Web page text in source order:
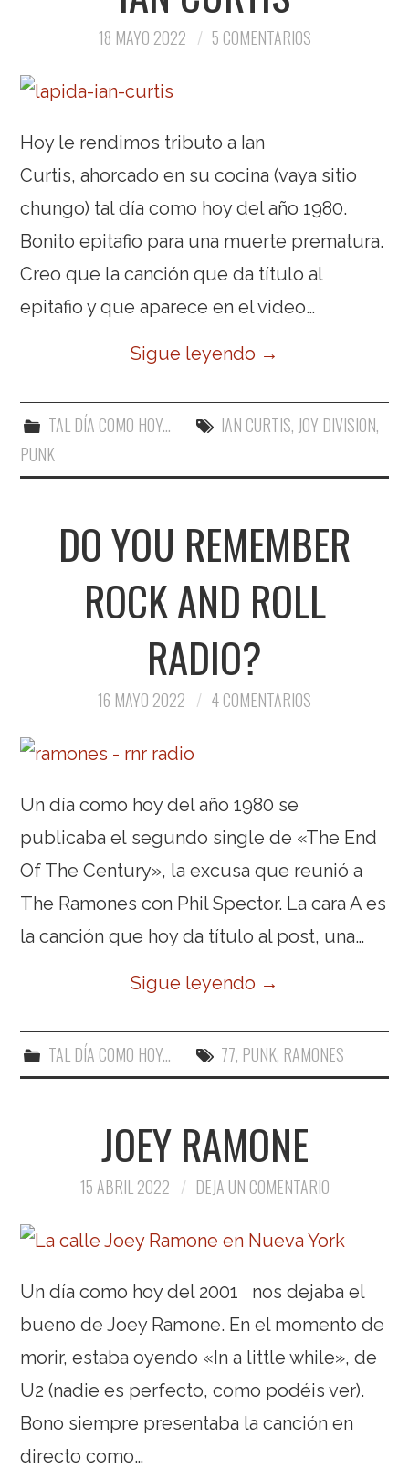
18 MAYO 2022 5 COMENTARIOS
Hoy le rendimos tributo a Ian
Curtis, ahorcado en su cocina (vaya sitio
chungo) tal día como hoy del año 1980.
Bonito epitafio para una muerte prematura.
Creo que la canción que da título al
epitafio y que aparece en el video…
Sigue leyendo →
TAL DÍA COMO HOY... IAN CURTIS, JOY DIVISION,
PUNK
DO YOU REMEMBER
ROCK AND ROLL
RADIO?
16 MAYO 2022 4 COMENTARIOS
Un día como hoy del año 1980 se
publicaba el segundo single de «The End
Of The Century», la excusa que reunió a
The Ramones con Phil Spector. La cara A es
la canción que hoy da título al post, una…
Sigue leyendo →
TAL DÍA COMO HOY... 77, PUNK, RAMONES
JOEY RAMONE
15 ABRIL 2022 DEJA UN COMENTARIO
Un día como hoy del 2001 nos dejaba el
bueno de Joey Ramone. En el momento de
morir, estaba oyendo «In a little while», de
U2 (nadie es perfecto, como podéis ver).
Bono siempre presentaba la canción en
directo como…